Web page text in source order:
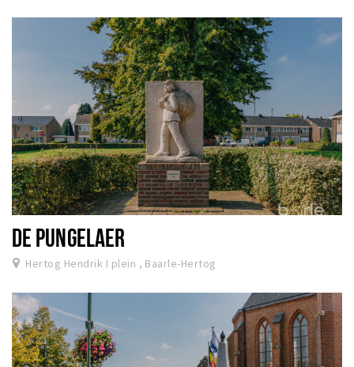
Natuurgebieden
De Grensvallei
Partner worden
Inloggen
DE PUNGELAER
Hertog Hendrik I plein , Baarle-Hertog